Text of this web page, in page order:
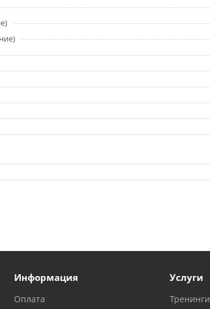
Информация
Оплата
Услуги
Тренинги